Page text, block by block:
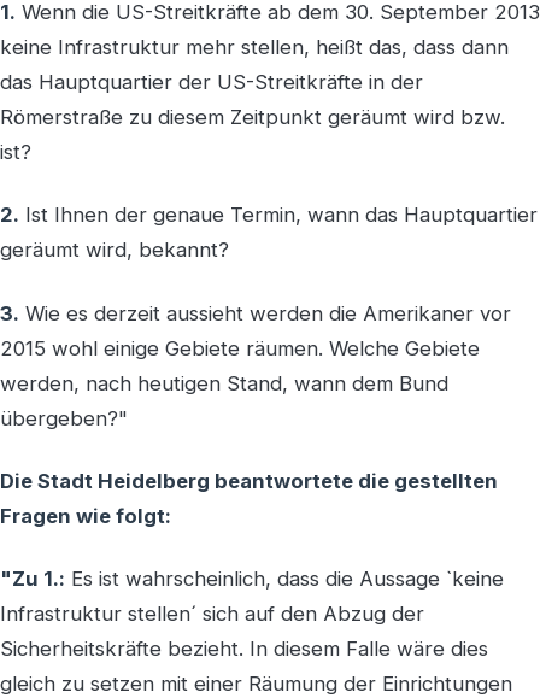
1. Wenn die US-Streitkräfte ab dem 30. September 2013
keine Infrastruktur mehr stellen, heißt das, dass dann
das Hauptquartier der US-Streitkräfte in der
Römerstraße zu diesem Zeitpunkt geräumt wird bzw.
ist?
2. Ist Ihnen der genaue Termin, wann das Hauptquartier
geräumt wird, bekannt?
3. Wie es derzeit aussieht werden die Amerikaner vor
2015 wohl einige Gebiete räumen. Welche Gebiete
werden, nach heutigen Stand, wann dem Bund
übergeben?"
Die Stadt Heidelberg beantwortete die gestellten
Fragen wie folgt:
"Zu 1.: Es ist wahrscheinlich, dass die Aussage `keine
Infrastruktur stellen´ sich auf den Abzug der
Sicherheitskräfte bezieht. In diesem Falle wäre dies
gleich zu setzen mit einer Räumung der Einrichtungen